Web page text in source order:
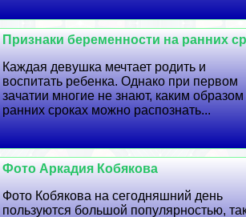
Признаки беременности на ранних
Каждая дeвyшка мечтает родить и
воспитать ребенка. Однако при первом
зачатии многие не знают, каким образом
ранних сроках можно распознать...
Фото Аркадия Кобякова
Фото Кобякова на сегодняшний день
пользуются большой популярностью,